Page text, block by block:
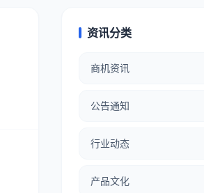
资讯分类
商机资讯
公告通知
行业动态
产品文化